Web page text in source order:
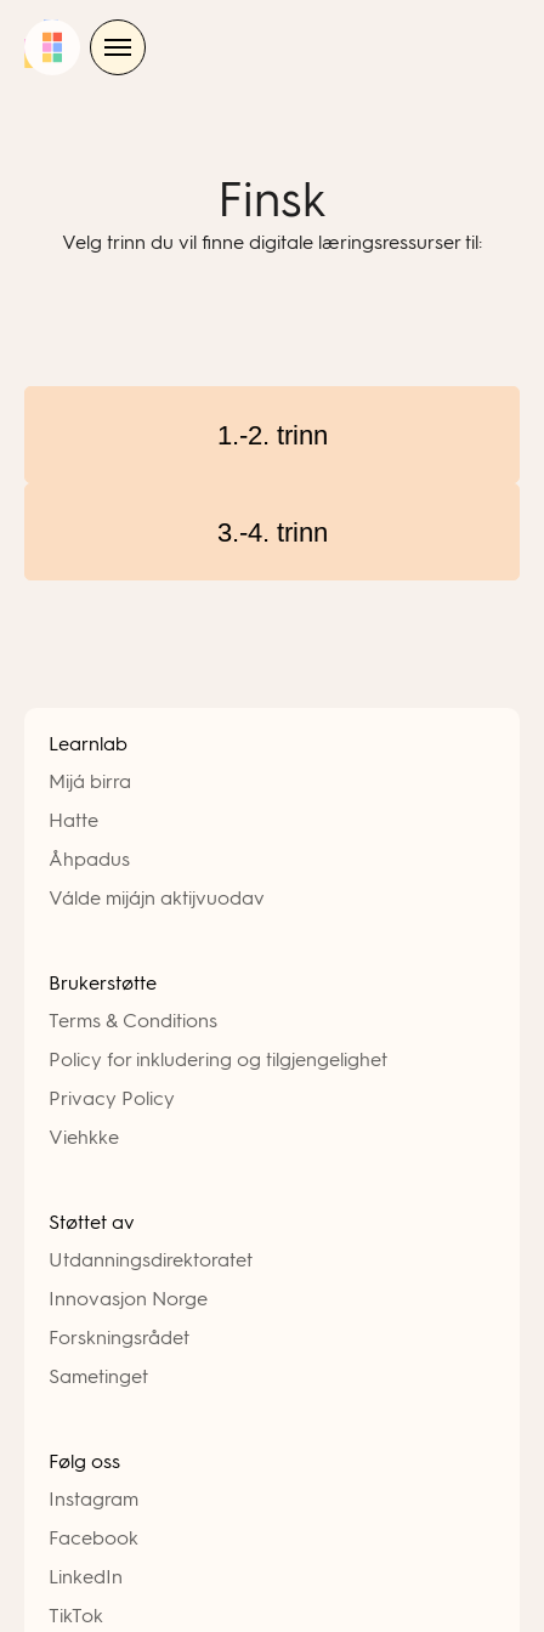
Finsk
Velg trinn du vil finne digitale læringsressurser til:
1.-2. trinn
3.-4. trinn
Learnlab
Mijá birra
Hatte
Åhpadus
Válde mijájn aktijvuodav
Brukerstøtte
Terms & Conditions
Policy for inkludering og tilgjengelighet
Privacy Policy
Viehkke
Støttet av
Utdanningsdirektoratet
Innovasjon Norge
Forskningsrådet
Sametinget
Følg oss
Instagram
Facebook
LinkedIn
TikTok